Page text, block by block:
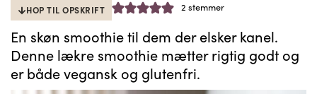
HOP TIL OPSKRIFT 2 stemmer
En skøn smoothie til dem der elsker kanel.
Denne lækre smoothie mætter rigtig godt og
er både vegansk og glutenfri.